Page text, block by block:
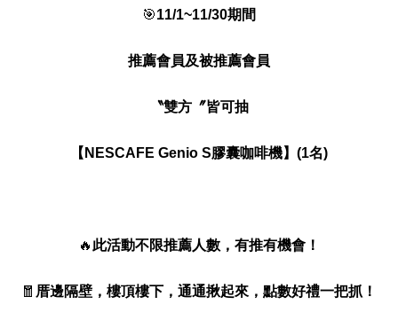
🎯11/1~11/30期間
推薦會員及被推薦會員
〝雙方〞皆可抽
【NESCAFE Genio S膠囊咖啡機】(1名)
🔥 此活動不限推薦人數，有推有機會！
🧧 厝邊隔壁，樓頂樓下，通通揪起來，點數好禮一把抓！